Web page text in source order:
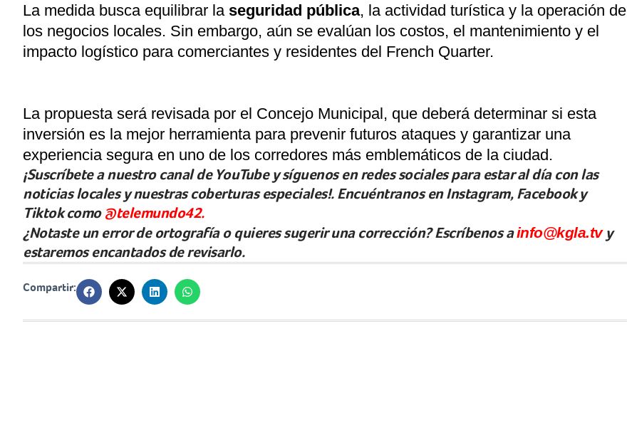
La medida busca equilibrar la seguridad pública, la actividad turística y la operación de
los negocios locales. Sin embargo, aún se evalúan los costos, el mantenimiento y el
impacto logístico para comerciantes y residentes del French Quarter.
La propuesta será revisada por el Concejo Municipal, que deberá determinar si esta
inversión es la mejor herramienta para prevenir futuros ataques y garantizar una
experiencia segura en uno de los corredores más emblemáticos de la ciudad.
¡Suscríbete a nuestro canal de YouTube y síguenos en redes sociales para estar al día con las
noticias locales y nuestras coberturas especiales!. Encuéntranos en Instagram, Facebook y
Tiktok como @telemundo42.
¿Notaste un error de ortografía o quieres sugerir una corrección? Escríbenos ainfo@kgla.tvy
estaremos encantados de revisarlo.
Compartir: